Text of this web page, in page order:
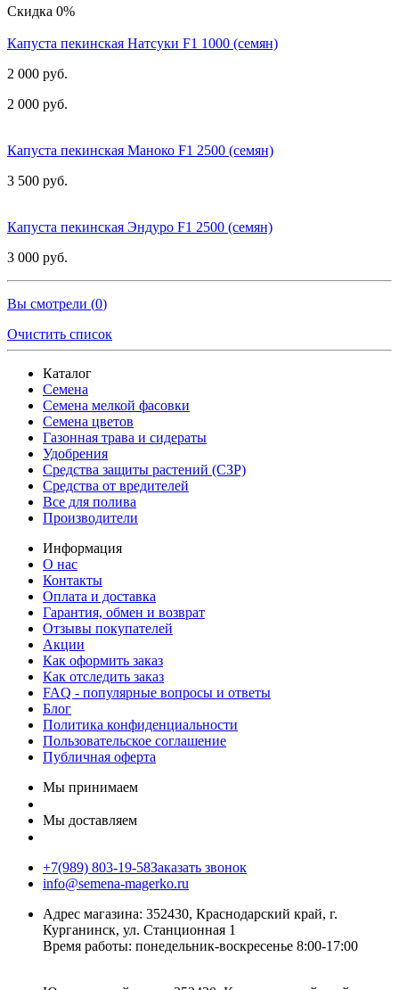
Скидка 0%
Капуста пекинская Натсуки F1 1000 (семян)
2 000 руб.
2 000 руб.
Капуста пекинская Маноко F1 2500 (семян)
3 500 руб.
Капуста пекинская Эндуро F1 2500 (семян)
3 000 руб.
Вы смотрели (0)
Очистить список
Каталог
Семена
Семена мелкой фасовки
Семена цветов
Газонная трава и сидераты
Удобрения
Средства защиты растений (СЗР)
Средства от вредителей
Все для полива
Производители
Информация
О нас
Контакты
Оплата и доставка
Гарантия, обмен и возврат
Отзывы покупателей
Акции
Как оформить заказ
Как отследить заказ
FAQ - популярные вопросы и ответы
Блог
Политика конфиденциальности
Пользовательское соглашение
Публичная оферта
Мы принимаем
Мы доставляем
+7(989) 803-19-58Заказать звонок
info@semena-magerko.ru
Адрес магазина: 352430, Краснодарский край, г.
Курганинск, ул. Станционная 1
Время работы: понедельник-воскресенье 8:00-17:00